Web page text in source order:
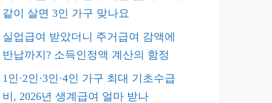
같이 살면 3인 가구 맞나요
실업급여 받았더니 주거급여 감액에
반납까지? 소득인정액 계산의 함정
1인·2인·3인·4인 가구 최대 기초수급
비, 2026년 생계급여 얼마 받나